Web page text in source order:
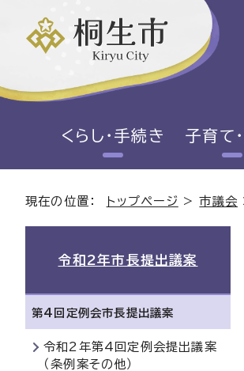
くらし・手続き 子育て
現在の位置： トップページ >市議会
令和2年市長提出議案
第4回定例会市長提出議案
令和2年第4回定例会提出議案
（条例案その他）